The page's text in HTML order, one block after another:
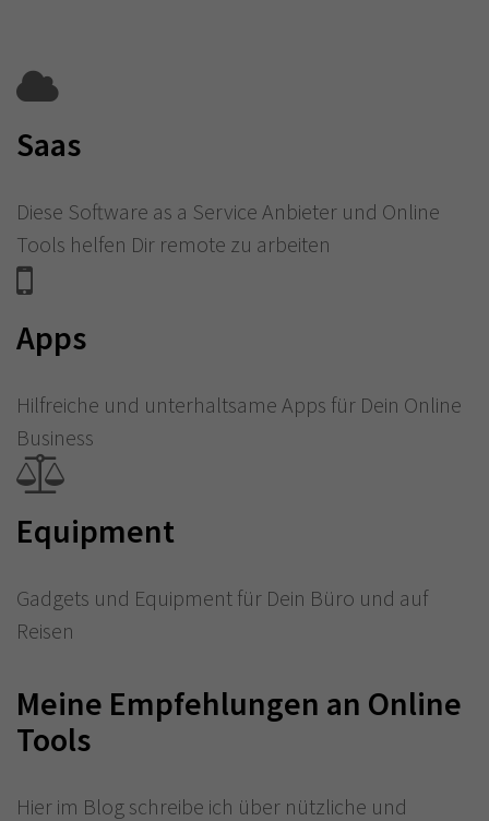
Saas
Diese Software as a Service Anbieter und Online
Tools helfen Dir remote zu arbeiten
Apps
Hilfreiche und unterhaltsame Apps für Dein Online
Business
Equipment
Gadgets und Equipment für Dein Büro und auf
Reisen
Meine Empfehlungen an Online
Tools
Hier im Blog schreibe ich über nützliche und